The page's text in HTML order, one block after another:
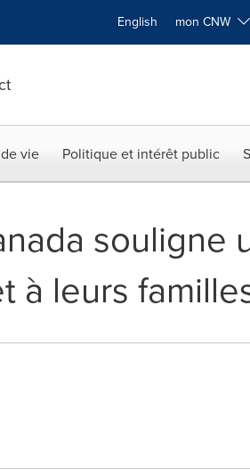
English mon CNW
vie Politique et intérêt public
souligne
à leurs